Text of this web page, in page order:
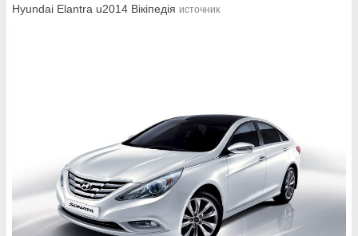
Hyundai Elantra u2014 Вікіпедія источник